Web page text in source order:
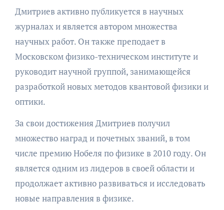
Дмитриев активно публикуется в научных
журналах и является автором множества
научных работ. Он также преподает в
Московском физико-техническом институте и
руководит научной группой, занимающейся
разработкой новых методов квантовой физики и
оптики.
За свои достижения Дмитриев получил
множество наград и почетных званий, в том
числе премию Нобеля по физике в 2010 году. Он
является одним из лидеров в своей области и
продолжает активно развиваться и исследовать
новые направления в физике.